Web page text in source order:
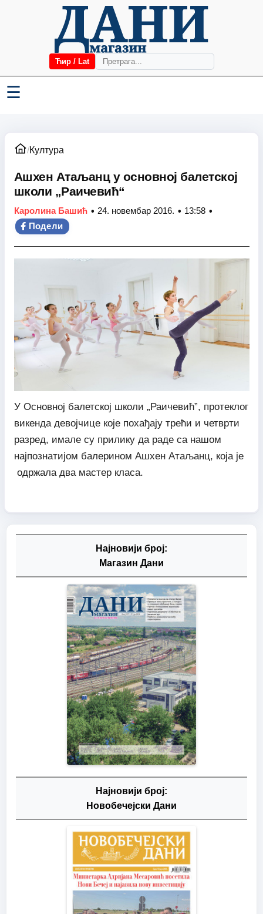
Ћир / Lat
☰
/Култура
Ашхен Атаљанц у основној балетској
школи „Раичевић“
Каролина Башић • 24. новембар 2016. • 13:58 •
Подели
У Основној балетској школи „Раичевић”, протеклог
викенда девојчице које похађају трећи и четврти
разред, имале су прилику да раде са нашом
најпознатијом балерином Ашхен Атаљанц, која је
одржала два мастер класа.
Најновији број:
Магазин Дани
Најновији број:
Новобечејски Дани